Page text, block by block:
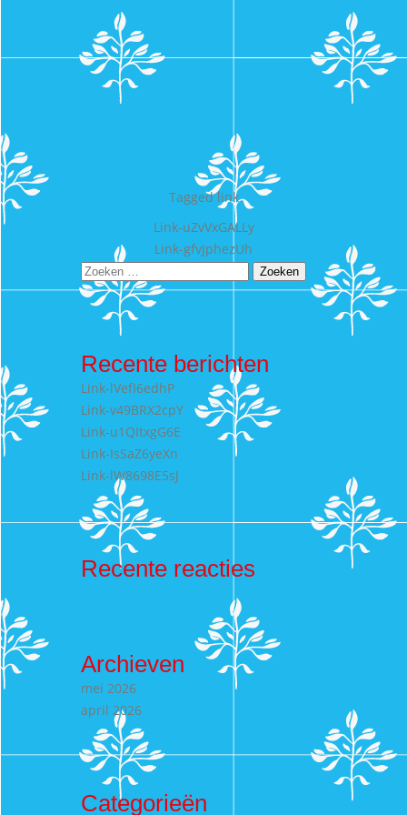
Taggedlink
navigatie
Link-uZvVxGALLy
Link-gfvJphezUh
Zoeken
naar:
Recente berichten
Link-lVefI6edhP
Link-v49BRX2cpY
Link-u1QItxgG6E
Link-IsSaZ6yeXn
Link-lW8698E5sJ
Recente reacties
Archieven
mei 2026
april 2026
Categorieën